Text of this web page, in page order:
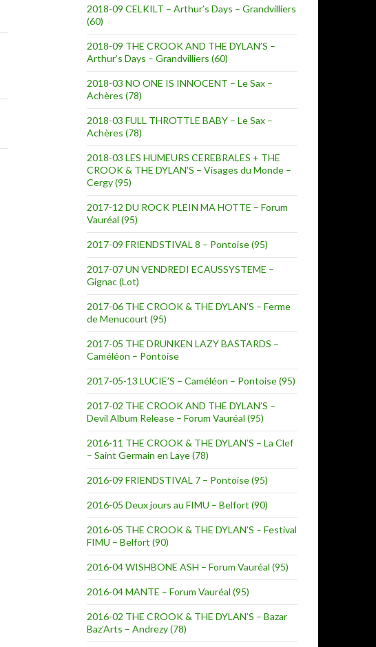
2018-09 CELKILT – Arthur’s Days – Grandvilliers
(60)
2018-09 THE CROOK AND THE DYLAN’S –
Arthur’s Days – Grandvilliers (60)
2018-03 NO ONE IS INNOCENT – Le Sax –
Achères (78)
2018-03 FULL THROTTLE BABY – Le Sax –
Achères (78)
2018-03 LES HUMEURS CEREBRALES + THE
CROOK & THE DYLAN’S – Visages du Monde –
Cergy (95)
2017-12 DU ROCK PLEIN MA HOTTE – Forum
Vauréal (95)
2017-09 FRIENDSTIVAL 8 – Pontoise (95)
2017-07 UN VENDREDI ECAUSSYSTEME –
Gignac (Lot)
2017-06 THE CROOK & THE DYLAN’S – Ferme
de Menucourt (95)
2017-05 THE DRUNKEN LAZY BASTARDS –
Caméléon – Pontoise
2017-05-13 LUCIE’S – Caméléon – Pontoise (95)
2017-02 THE CROOK AND THE DYLAN’S –
Devil Album Release – Forum Vauréal (95)
2016-11 THE CROOK & THE DYLAN’S – La Clef
– Saint Germain en Laye (78)
2016-09 FRIENDSTIVAL 7 – Pontoise (95)
2016-05 Deux jours au FIMU – Belfort (90)
2016-05 THE CROOK & THE DYLAN’S – Festival
FIMU – Belfort (90)
2016-04 WISHBONE ASH – Forum Vauréal (95)
2016-04 MANTE – Forum Vauréal (95)
2016-02 THE CROOK & THE DYLAN’S – Bazar
Baz’Arts – Andrezy (78)